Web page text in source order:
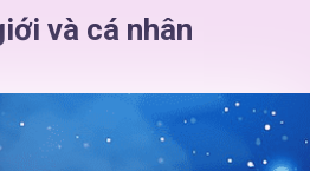
và cá nhân